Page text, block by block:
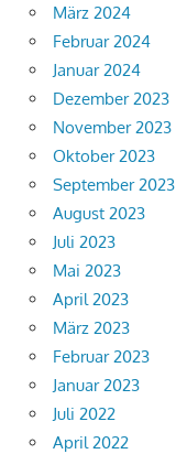
März 2024
Februar 2024
Januar 2024
Dezember 2023
November 2023
Oktober 2023
September 2023
August 2023
Juli 2023
Mai 2023
April 2023
März 2023
Februar 2023
Januar 2023
Juli 2022
April 2022